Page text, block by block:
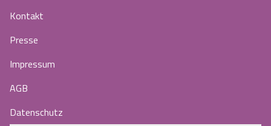
Kontakt
Presse
Impressum
AGB
Datenschutz